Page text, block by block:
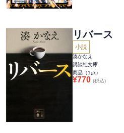
リバース
小説
湊かなえ
講談社文庫
商品（1 点）
¥770 (税込)